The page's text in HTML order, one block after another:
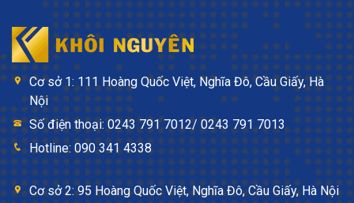
Cơ sở 1: 111 Hoàng Quốc Việt, Nghĩa Đô, Cầu Giấy, Hà
Nội
Số điện thoại: 0243 791 7012/ 0243 791 7013
Hotline: 090 341 4338
Cơ sở 2: 95 Hoàng Quốc Việt, Nghĩa Đô, Cầu Giấy, Hà Nội